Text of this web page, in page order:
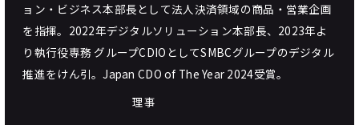
ョン・ビジネス本部長として法人決済領域の商品・営業企画
を指揮。2022年デジタルソリューション本部長、2023年よ
り執行役専務 グループCDIOとしてSMBCグループのデジタル
推進をけん引。Japan CDO of The Year 2024受賞。
理事